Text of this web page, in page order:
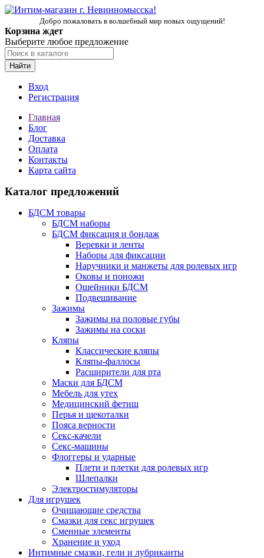
Добро пожаловать в волшебный мир новых ощущений!
Корзина ждет
Выберите любое предложение
Найти
Вход
Регистрация
Главная
Блог
Доставка
Оплата
Контакты
Карта сайта
Каталог предложений
БДСМ товары
БДСМ наборы
БДСМ фиксация и бондаж
Веревки и ленты
Наборы для фиксации
Наручники и манжеты для ролевых игр
Оковы и поножи
Ошейники БДСМ
Подвешивание
Зажимы
Зажимы на половые губы
Зажимы на соски
Кляпы
Классические кляпы
Кляпы-фаллосы
Расширители для рта
Маски для БДСМ
Мебель для утех
Медицинский фетиш
Перья и щекоталки
Пояса верности
Секс-качели
Секс-машины
Флоггеры и ударные
Плети и плетки для ролевых игр
Шлепалки
Электростимуляторы
Для игрушек
Очищающие средства
Смазки для секс игрушек
Сменные элементы
Хранение и уход
Интимные смазки, гели и лубриканты